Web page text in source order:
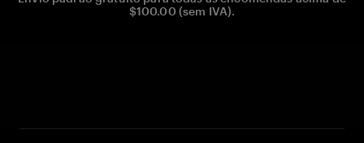
$100.00 (sem IVA).